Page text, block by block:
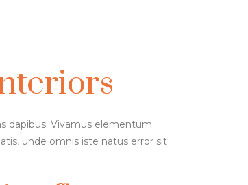
dapibus. Vivamus elementum
unde omnis iste natus error sit